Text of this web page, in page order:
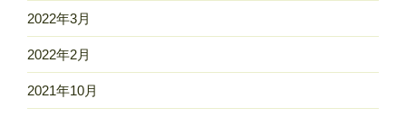
2022年3月
2022年2月
2021年10月